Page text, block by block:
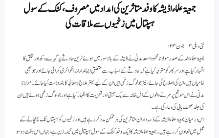
جمعیۃ علماء اڈیشہ کا وفد متاثرین کی امداد میں مصروف ، کٹک کے سول
ہسپتال میں زخمیوں سے ملاقات کی
نئی دہلی۳؍جون۲۳:
جمعیۃ علماء ہند کے صدر مولانا محمود اسعد مدنی نے اڈیشہ کے بالاسور میں ہوئے ٹرین حادثے پر گہرے دکھ اور قلق کا
اظہار کیا ہے اور سرکار کو متوجہ کیاہے کہ حادثے کے اسباب سے متعلق ایماندارانہ انکوائری کرائی جائے اور جو بھی
خامیاں ہیں ، ان کی اصلاح کی جائے ، نیز جو لوگ زخمی ہیں ان کے لیے بہتر علاج و معالجہ کا بندوبست کیا جائے۔مولانا
مدنی نے اس موقع پر مرنے والوں کے اہل خانہ سے یک جہتی اور تعزیت کا اظہار کیا ہے اور جو لوگ زخمی ہوئے ہیں ان
کی جلد صحت یابی کی دعاء کی ہے ۔
اس درمیان جمعیۃ علماء اڈیشہ کے ذمہ داران متاثرین کی ہر ممکن مدد کررہے ہیں اور زخمیوں کو ہسپتال تک پہنچانے کے
عمل میں تعاون کررہے ہیں ۔جمعیۃ علماء اڈیشہ کا ایک وفد کٹک کے سول ہسپتال میں خیمہ زن ہے، جہاں اس وقت دو سو